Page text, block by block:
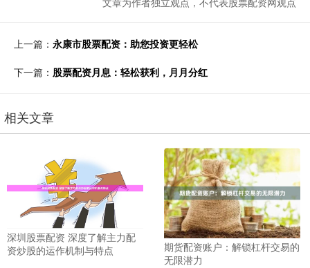
上一篇： 永康市股票配资：助您投资更轻松
下一篇： 股票配资月息：轻松获利，月月分红
相关文章
深圳股票配资 深度了解主力配
资炒股的运作机制与特点
期货配资账户：解锁杠杆交易的
无限潜力